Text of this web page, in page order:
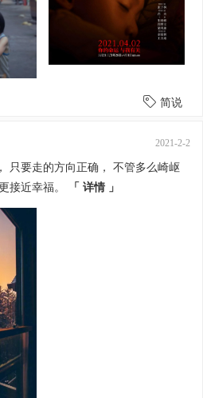
简说
2021-2-2
只要走的方向正确， 不管多么崎岖
接近幸福。
「 详情 」